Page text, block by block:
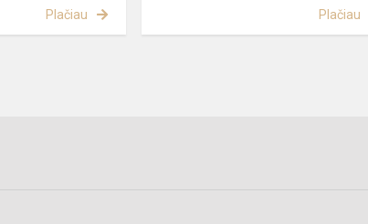
Plačiau Plačiau